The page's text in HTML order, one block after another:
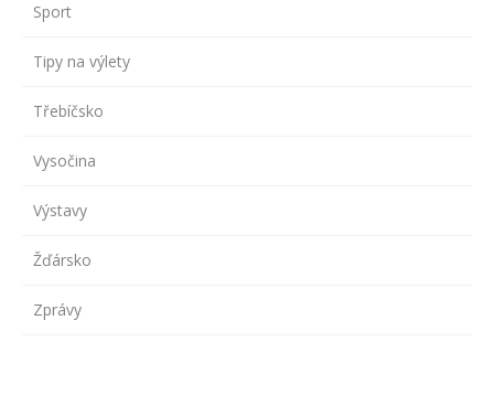
Sport
Tipy na výlety
Třebíčsko
Vysočina
Výstavy
Žďársko
Zprávy